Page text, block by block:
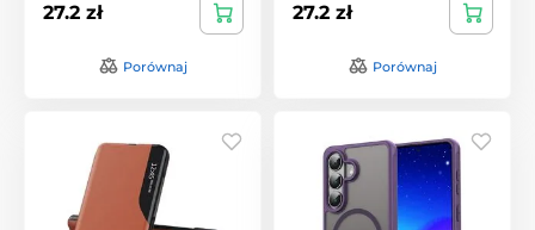
27.2 zł
Porównaj
27.2 zł
Porównaj